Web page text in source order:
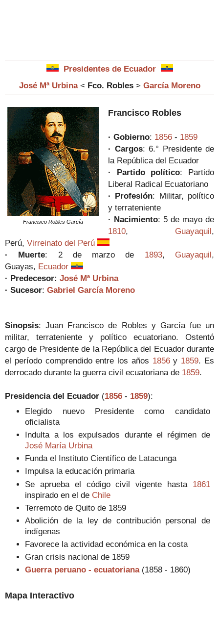
Presidentes de Ecuador
José Mª Urbina < Fco. Robles > García Moreno
Francisco Robles García
Francisco Robles
· Gobierno: 1856 - 1859
· Cargos: 6.° Presidente de
la República del Ecuador
· Partido político: Partido
Liberal Radical Ecuatoriano
· Profesión: Militar, político
y terrateniente
· Nacimiento: 5 de mayo de
1810, Guayaquil,
Perú, Virreinato del Perú
· Muerte: 2 de marzo de 1893, Guayaquil,
Guayas, Ecuador
· Predecesor: José Mª Urbina
· Sucesor: Gabriel García Moreno
Sinopsis:Juan Francisco de Robles y García fue un
militar, terrateniente y político ecuatoriano. Ostentó
cargo de Presidente de la República del Ecuador durante
el período comprendido entre los años 1856y 1859. Es
derrocado durante la guerra civil ecuatoriana de 1859.
Presidencia del Ecuador (1856 - 1859):
Elegido nuevo Presidente como candidato
oficialista
Indulta a los expulsados durante el régimen de
José María Urbina
Funda el
Instituto Científico de Latacunga
Impulsa la educación primaria
Se aprueba el código civil vigente hasta 1861
inspirado en el de Chile
Terremoto de Quito de 1859
Abolición de la ley de contribución personal de
indígenas
Favorece la actividad económica en la costa
Gran crisis nacional de 1859
Guerra peruano - ecuatoriana(1858 - 1860)
Mapa Interactivo